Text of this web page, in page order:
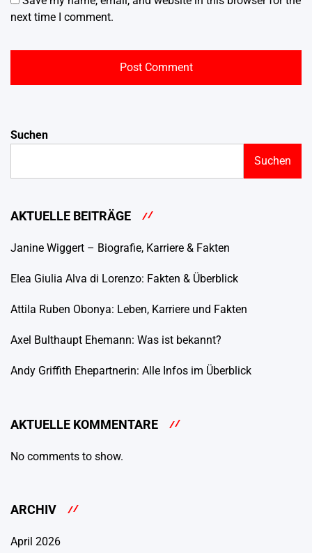
next time I comment.
Suchen
Suchen
AKTUELLE BEITRÄGE
Janine Wiggert – Biografie, Karriere & Fakten
Elea Giulia Alva di Lorenzo: Fakten & Überblick
Attila Ruben Obonya: Leben, Karriere und Fakten
Axel Bulthaupt Ehemann: Was ist bekannt?
Andy Griffith Ehepartnerin: Alle Infos im Überblick
AKTUELLE KOMMENTARE
No comments to show.
ARCHIV
April 2026